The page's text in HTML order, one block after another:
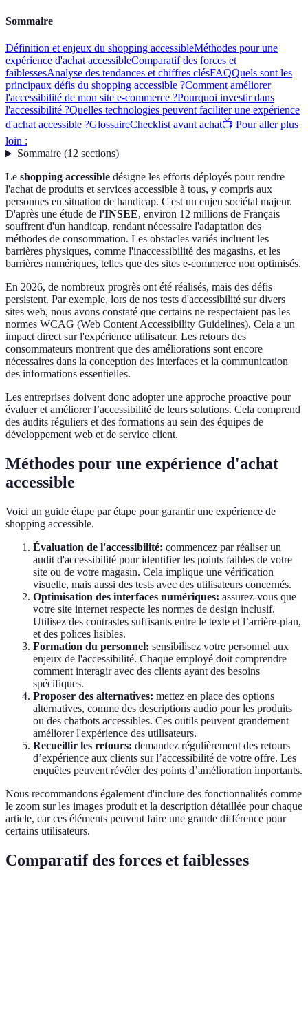
Sommaire
Définition et enjeux du shopping accessibleMéthodes pour une
expérience d'achat accessibleComparatif des forces et
faiblessesAnalyse des tendances et chiffres clésFAQQuels sont les
principaux défis du shopping accessible ?Comment améliorer
l'accessibilité de mon site e-commerce ?Pourquoi investir dans
l'accessibilité ?Quelles technologies peuvent faciliter une expérience
d'achat accessible ?GlossaireChecklist avant achat📺 Pour aller plus
loin :
Sommaire(12 sections)
Le shopping accessible désigne les efforts déployés pour rendre
l'achat de produits et services accessible à tous, y compris aux
personnes en situation de handicap. C'est un enjeu sociétal majeur.
D'après une étude de l'INSEE, environ 12 millions de Français
souffrent d'un handicap, rendant nécessaire l'adaptation des
méthodes de consommation. Les obstacles variés incluent les
barrières physiques, comme l'inaccessibilité des magasins, et les
barrières numériques, telles que des sites e-commerce non optimisés.
En 2026, de nombreux progrès ont été réalisés, mais des défis
persistent. Par exemple, lors de nos tests d'accessibilité sur divers
sites web, nous avons constaté que certains ne respectaient pas les
normes WCAG (Web Content Accessibility Guidelines). Cela a un
impact direct sur l'expérience utilisateur. Les retours des
consommateurs montrent que des améliorations sont encore
nécessaires dans la conception des interfaces et la communication
des informations essentielles.
Les entreprises doivent donc adopter une approche proactive pour
évaluer et améliorer l’accessibilité de leurs solutions. Cela comprend
des audits réguliers et des formations au sein des équipes de
développement web et de service client.
Méthodes pour une expérience d'achat
accessible
Voici un guide étape par étape pour garantir une expérience de
shopping accessible.
Évaluation de l'accessibilité: commencez par réaliser un
audit d'accessibilité pour identifier les points faibles de votre
site ou de votre magasin. Cela implique une vérification
visuelle, mais aussi des tests avec des utilisateurs concernés.
Optimisation des interfaces numériques: assurez-vous que
votre site internet respecte les normes de design inclusif.
Utilisez des contrastes suffisants entre le texte et l’arrière-plan,
et des polices lisibles.
Formation du personnel: sensibilisez votre personnel aux
enjeux de l'accessibilité. Chaque employé doit comprendre
comment interagir avec des clients ayant des besoins
spécifiques.
Proposer des alternatives: mettez en place des options
alternatives, comme des descriptions audio pour les produits
ou des chatbots accessibles. Ces outils peuvent grandement
améliorer l'expérience des utilisateurs.
Recueillir les retours: demandez régulièrement des retours
d’expérience aux clients sur l’accessibilité de votre offre. Les
enquêtes peuvent révéler des points d’amélioration importants.
Nous recommandons également d'inclure des fonctionnalités comme
le zoom sur les images produit et la description détaillée pour chaque
article, car ces éléments peuvent faire une grande différence pour
certains utilisateurs.
Comparatif des forces et faiblesses